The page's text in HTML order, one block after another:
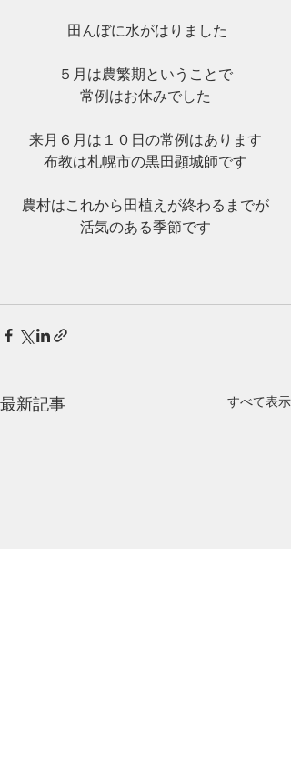
田んぼに水がはりました
５月は農繁期ということで
常例はお休みでした
来月６月は１０日の常例はあります
布教は札幌市の黒田顕城師です
農村はこれから田植えが終わるまでが
活気のある季節です
最新記事 すべて表示